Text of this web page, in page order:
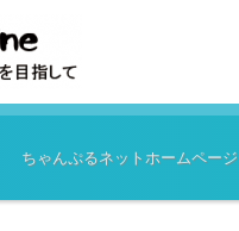
ちゃんぷるネットホームページ